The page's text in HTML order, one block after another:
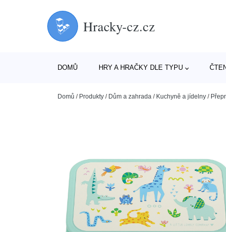
Hracky-cz.cz
DOMŮ HRY A HRAČKY DLE TYPU
Domů / Produkty / Dům a zahrada / Kuchyně a jídelny /